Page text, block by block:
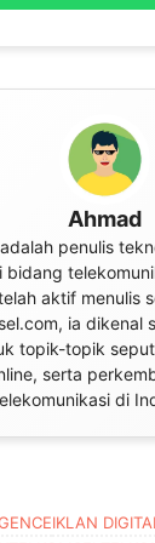
Ahmad
penulis
bidang
aktif menulis
ia dikenal
topik-topik
serta
di
IKLAN